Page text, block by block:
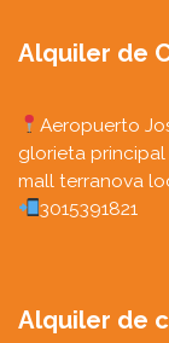
Alquiler de
Aeropuerto
glorieta
mall terranova
3015391821
Alquiler de